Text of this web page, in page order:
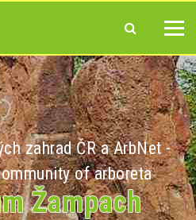
zahrad ČR a ArbNet -
of arboreta
Žampach